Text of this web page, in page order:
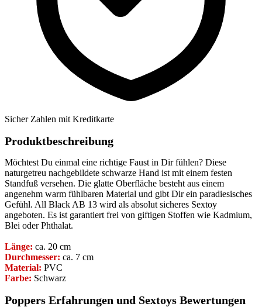
Sicher Zahlen mit Kreditkarte
Produktbeschreibung
Möchtest Du einmal eine richtige Faust in Dir fühlen? Diese
naturgetreu nachgebildete schwarze Hand ist mit einem festen
Standfuß versehen. Die glatte Oberfläche besteht aus einem
angenehm warm fühlbaren Material und gibt Dir ein paradiesisches
Gefühl. All Black AB 13 wird als absolut sicheres Sextoy
angeboten. Es ist garantiert frei von giftigen Stoffen wie Kadmium,
Blei oder Phthalat.
Länge: ca. 20 cm
Durchmesser: ca. 7 cm
Material: PVC
Farbe: Schwarz
Poppers Erfahrungen und Sextoys Bewertungen